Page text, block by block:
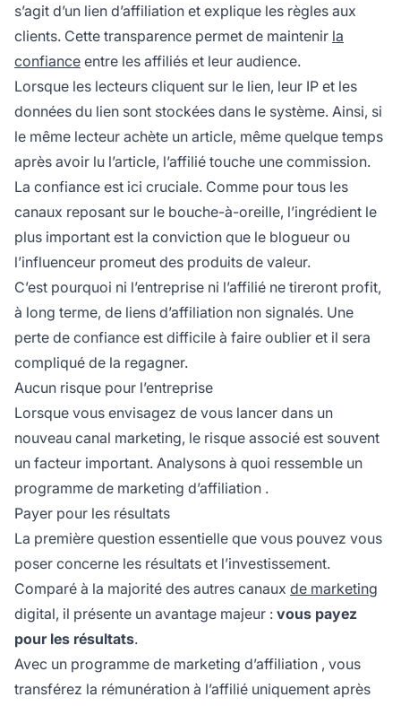
s’agit d’un lien d’affiliation et explique les règles aux
clients. Cette transparence permet de maintenir la
confiance entre les affiliés et leur audience.
Lorsque les lecteurs cliquent sur le lien, leur IP et les
données du lien sont stockées dans le système. Ainsi, si
le même lecteur achète un article, même quelque temps
après avoir lu l’article, l’affilié touche une commission.
La confiance est ici cruciale. Comme pour tous les
canaux reposant sur le bouche-à-oreille, l’ingrédient le
plus important est la conviction que le blogueur ou
l’influenceur promeut des produits de valeur.
C’est pourquoi ni l’entreprise ni l’affilié ne tireront profit,
à long terme, de liens d’affiliation non signalés. Une
perte de confiance est difficile à faire oublier et il sera
compliqué de la regagner.
Aucun risque pour l’entreprise
Lorsque vous envisagez de vous lancer dans un
nouveau canal marketing, le risque associé est souvent
un facteur important. Analysons à quoi ressemble un
programme de marketing d’affiliation .
Payer pour les résultats
La première question essentielle que vous pouvez vous
poser concerne les résultats et l’investissement.
Comparé à la majorité des autres canaux de marketing
digital, il présente un avantage majeur : vous payez
pour les résultats.
Avec un programme de marketing d’affiliation , vous
transférez la rémunération à l’affilié uniquement après